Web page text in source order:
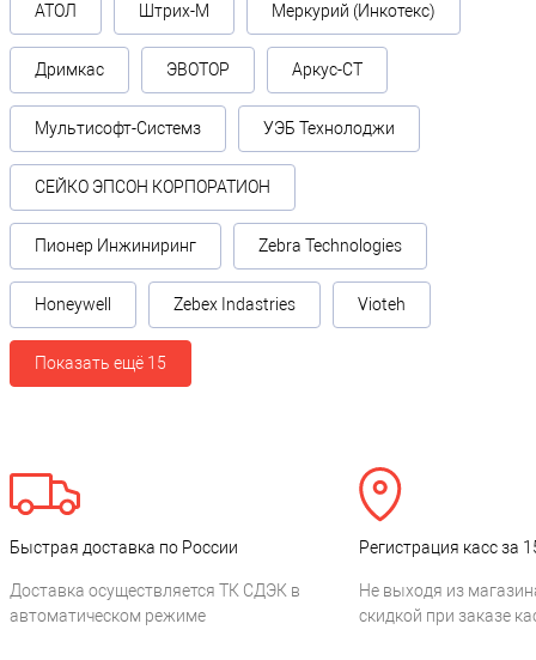
АТОЛ Штрих-М Меркурий (Инкотекс)
Дримкас ЭВОТОР Аркус-СТ
Мультисофт-Системз УЭБ Технолоджи
СЕЙКО ЭПСОН КОРПОРАТИОН
Пионер Инжиниринг Zebra Technologies
Honeywell Zebex Indastries Vioteh
Показать ещё 15
Быстрая доставка по России
Доставка осуществляется ТК СДЭК в
автоматическом режиме
Регистрация касс за
Не выходя из
скидкой при заказе